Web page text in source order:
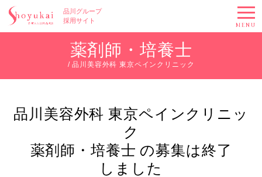
品川グループ
採用サイト
MENU
薬剤師・培養士
/ 品川美容外科 東京ペインクリニック
品川美容外科 東京ペインクリニッ
ク
薬剤師・培養士 の募集は終了
しました